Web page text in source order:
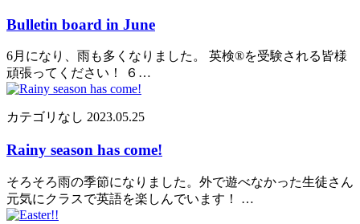
Bulletin board in June
6月になり、雨も多くなりました。 英検®を受験される皆様
頑張ってください！ ６…
カテゴリなし 2023.05.25
Rainy season has come!
そろそろ雨の季節になりました。外で遊べなかった生徒さん
元気にクラスで英語を楽しんでいます！ …